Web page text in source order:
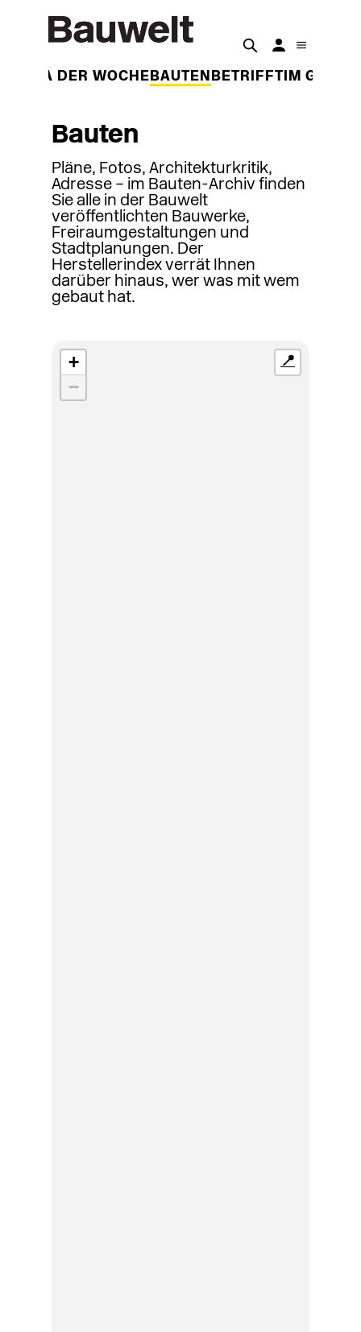
THEMA DER WOCHE BAUTEN BETRIFFT IM
Bauten
Pläne, Fotos, Architekturkritik,
Adresse – im Bauten-Archiv finden
Sie alle in der Bauwelt
veröffentlichten Bauwerke,
Freiraumgestaltungen und
Stadtplanungen. Der
Herstellerindex verrät Ihnen
darüber hinaus, wer was mit wem
gebaut hat.
+
−
📍